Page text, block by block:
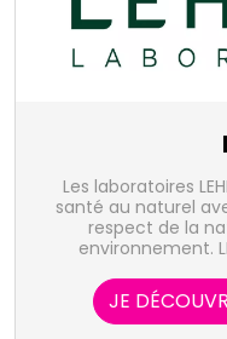
Les laboratoires
santé au naturel
respect de la
environnement.
JE